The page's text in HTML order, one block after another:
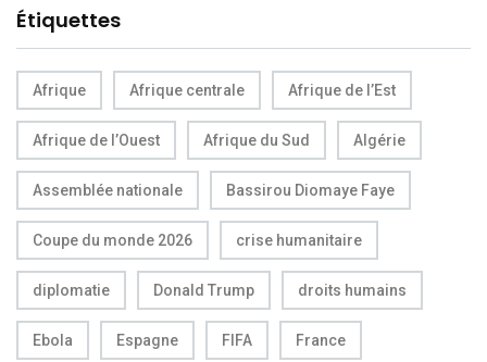
Étiquettes
Afrique Afrique centrale Afrique de l’Est
Afrique de l’Ouest Afrique du Sud Algérie
Assemblée nationale Bassirou Diomaye Faye
Coupe du monde 2026 crise humanitaire
diplomatie Donald Trump droits humains
Ebola Espagne FIFA France